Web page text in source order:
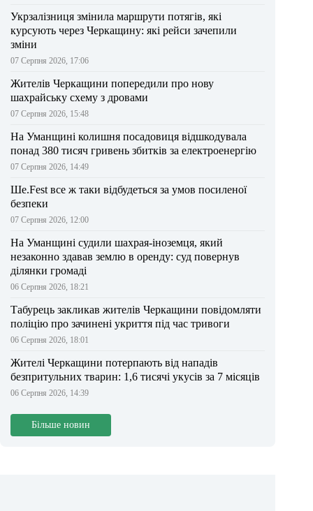
Укрзалізниця змінила маршрути потягів, які
курсують через Черкащину: які рейси зачепили
зміни
07 Серпня 2026, 17:06
Жителів Черкащини попередили про нову
шахрайську схему з дровами
07 Серпня 2026, 15:48
На Уманщині колишня посадовиця відшкодувала
понад 380 тисяч гривень збитків за електроенергію
07 Серпня 2026, 14:49
Ше.Fest все ж таки відбудеться за умов посиленої
безпеки
07 Серпня 2026, 12:00
На Уманщині судили шахрая-іноземця, який
незаконно здавав землю в оренду: суд повернув
ділянки громаді
06 Серпня 2026, 18:21
Табурець закликав жителів Черкащини повідомляти
поліцію про зачинені укриття під час тривоги
06 Серпня 2026, 18:01
Жителі Черкащини потерпають від нападів
безпритульних тварин: 1,6 тисячі укусів за 7 місяців
06 Серпня 2026, 14:39
Більше новин